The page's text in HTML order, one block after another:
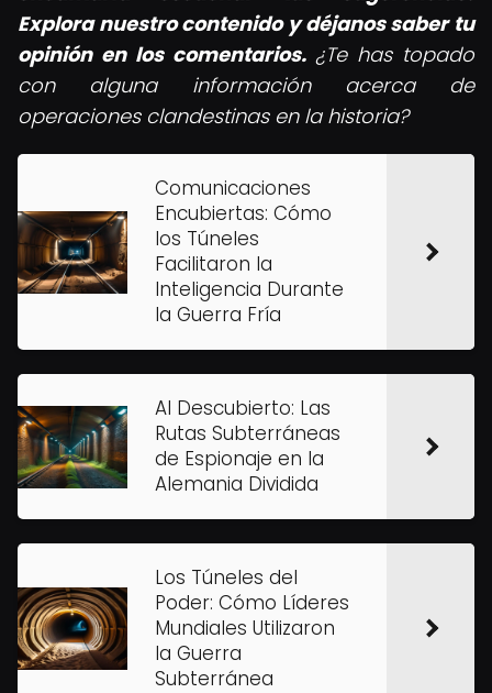
Explora nuestro contenido y déjanos saber tu
opinión en los comentarios. ¿Te has topado
con alguna información acerca de
operaciones clandestinas en la historia?
Comunicaciones
Encubiertas: Cómo
los Túneles
Facilitaron la
Inteligencia Durante
la Guerra Fría
Al Descubierto: Las
Rutas Subterráneas
de Espionaje en la
Alemania Dividida
Los Túneles del
Poder: Cómo Líderes
Mundiales Utilizaron
la Guerra
Subterránea